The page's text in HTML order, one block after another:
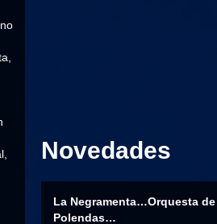
Novedades
La Negramenta…Orquesta de
Polendas…